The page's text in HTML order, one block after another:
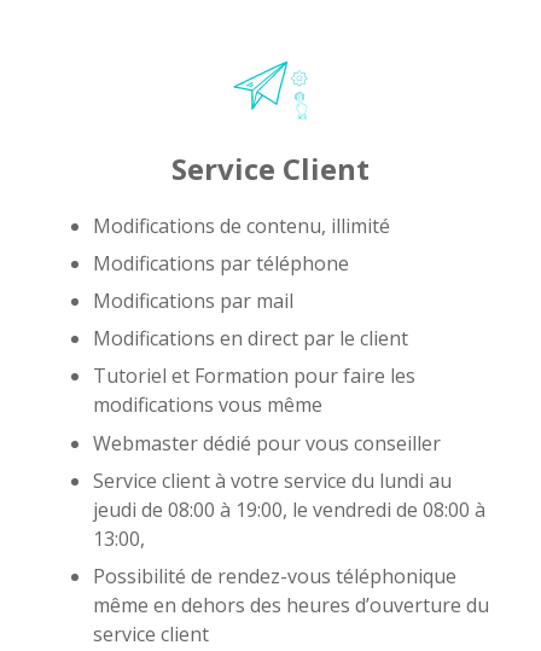
Service Client
Modifications de contenu, illimité
Modifications par téléphone
Modifications par mail
Modifications en direct par le client
Tutoriel et Formation pour faire les
modifications vous même
Webmaster dédié pour vous conseiller
Service client à votre service du lundi au
jeudi de 08:00 à 19:00, le vendredi de 08:00 à
13:00,
Possibilité de rendez-vous téléphonique
même en dehors des heures d’ouverture du
service client